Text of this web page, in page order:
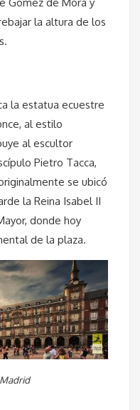
Gómez de Mora y
la altura de los
la estatua ecuestre
al estilo
al escultor
Pietro Tacca,
se ubicó
la Reina Isabel II
donde hoy
de la plaza.